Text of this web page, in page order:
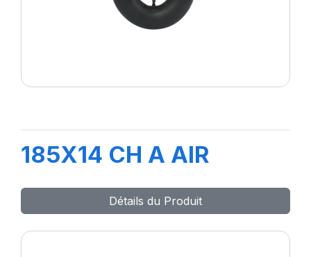
185X14 CH A AIR
Détails du Produit